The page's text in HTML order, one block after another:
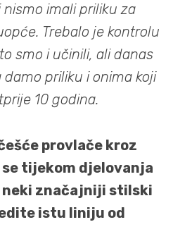
imali priliku za
Trebalo je kontrolu
smo i učinili, ali danas
priliku i onima koji
10 godina.
provlače kroz
tijekom djelovanja
neki značajniji stilski
istu liniju od